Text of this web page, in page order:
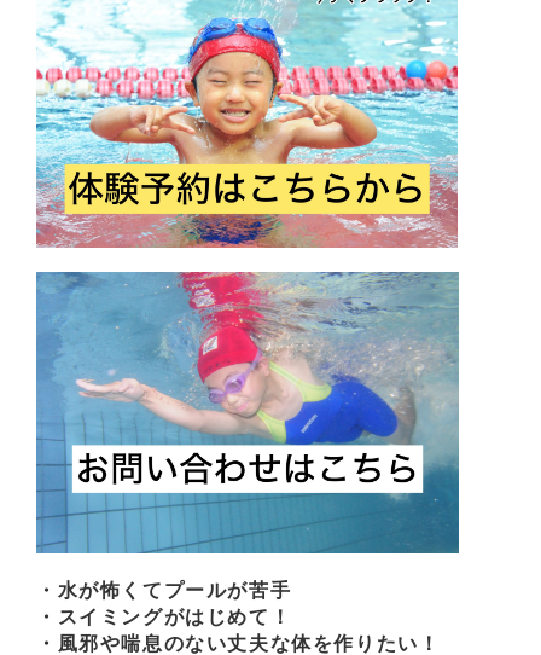
・水が怖くてプールが苦手
・スイミングがはじめて！
・風邪や喘息のない丈夫な体を作りたい！